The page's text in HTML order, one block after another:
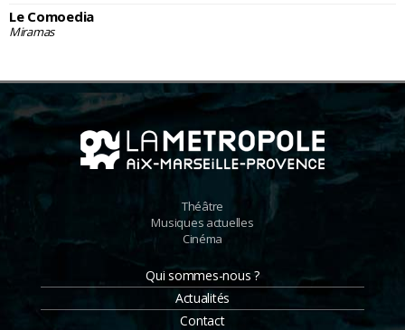
Le Comoedia
Miramas
Théâtre
Musiques actuelles
Cinéma
Qui sommes-nous ?
Actualités
Contact